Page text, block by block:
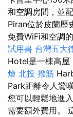
和空調房間，並
Piran位於皮蘭歷
免費WiFi和空調
試用書 台灣五大
Hotel是一棟高屋
燴 北投 撥筋
Park距離令人驚
您可以輕鬆地進
需要額外費用。